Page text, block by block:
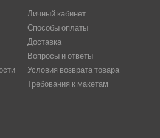
Личный кабинет
Способы оплаты
Доставка
Вопросы и ответы
Условия возврата товара
Требования к макетам